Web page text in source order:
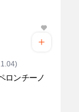
ロンチーノ